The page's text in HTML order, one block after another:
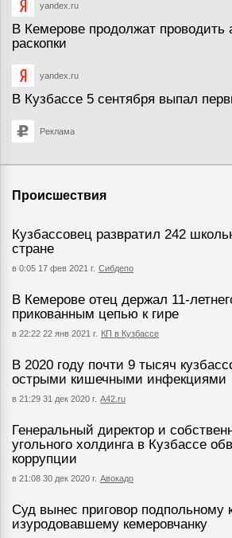
yandex.ru
В Кемерове продолжат проводить
раскопки
yandex.ru
В Кузбассе 5 сентября выпал
Реклама
Происшествия
Кузбассовец развратил 242
стране
в 0:05 17 фев 2021 г. Сибдепо
В Кемерове отец держал 11-
прикованным цепью к гире
в 22:22 22 янв 2021 г. КП в Кузбассе
В 2020 году почти 9 тысяч
острыми кишечными инфекциями
в 21:29 31 дек 2020 г. А42.ru
Генеральный директор и
угольного холдинга в Кузбассе
коррупции
в 21:08 30 дек 2020 г. Авокадо
Суд вынес приговор подпольному
изуродовавшему кемеровчанку